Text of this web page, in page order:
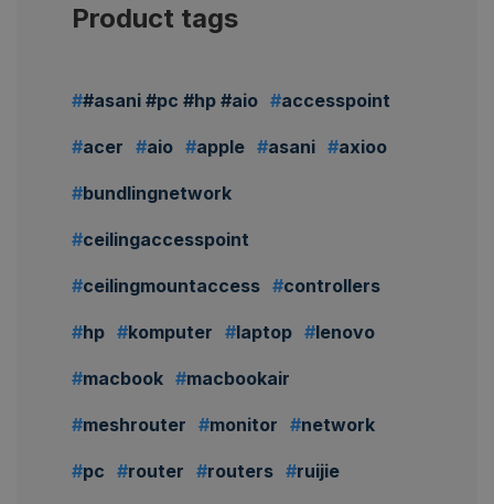
Product tags
#asani #pc #hp #aio accesspoint
acer aio apple asani axioo
bundlingnetwork
ceilingaccesspoint
ceilingmountaccess controllers
hp komputer laptop lenovo
macbook macbookair
meshrouter monitor network
pc router routers ruijie